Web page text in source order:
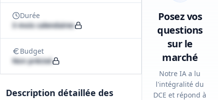
Durée
3 mois calendaires
Budget
Non précisé
Description détaillée des
Posez vos
questions
sur le
marché
Notre IA a lu
l'intégralité du
DCE et répond à